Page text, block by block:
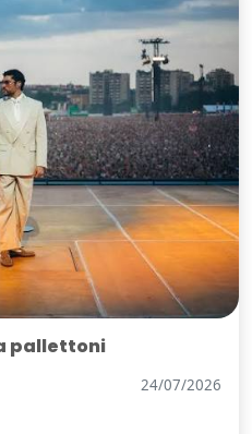
pallettoni
24/07/2026